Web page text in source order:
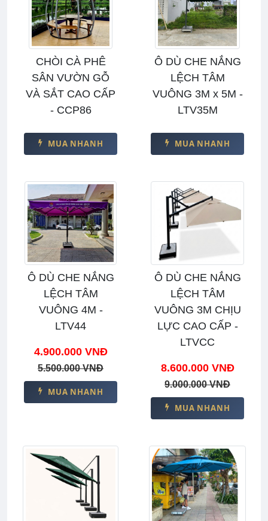
CHÒI CÀ PHÊ
SÂN VƯỜN GỖ
VÀ SẮT CAO CẤP
- CCP86
MUA NHANH
Ô DÙ CHE NẮNG
LỆCH TÂM
VUÔNG 3M x 5M -
LTV35M
MUA NHANH
Ô DÙ CHE NẮNG
LỆCH TÂM
VUÔNG 4M -
LTV44
4.900.000 VNĐ
5.500.000 VNĐ
MUA NHANH
Ô DÙ CHE NẮNG
LỆCH TÂM
VUÔNG 3M CHỊU
LỰC CAO CẤP -
LTVCC
8.600.000 VNĐ
9.000.000 VNĐ
MUA NHANH